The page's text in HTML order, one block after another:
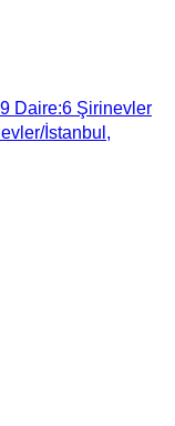
Daire:6 Şirinevler
İstanbul,